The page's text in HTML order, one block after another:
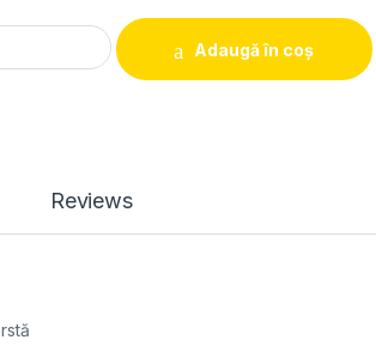
Perna personalizata "Aniversare" quantity
Adaugă în coș
Reviews